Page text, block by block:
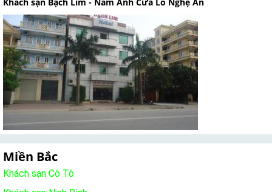
Miền Bắc
Khách sạn Cô Tô